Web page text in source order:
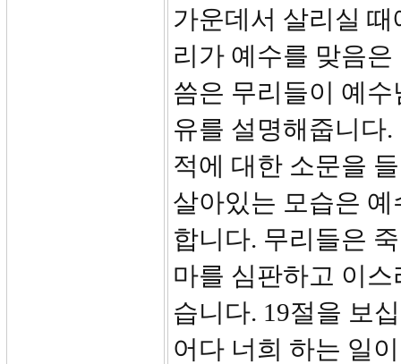
가운데서 살리실
리가 예수를 맞음
씀은 무리들이 예
유를 설명해줍니다
적에 대한 소문을
살아있는 모습은
합니다. 무리들은
마를 심판하고 이
습니다. 19절을 보
어다 너희 하는 일